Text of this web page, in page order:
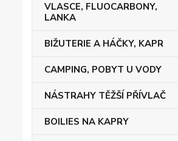
VLASCE, FLUOCARBONY,
LANKA
BIŽUTERIE A HÁČKY, KAPR
CAMPING, POBYT U VODY
NÁSTRAHY TĚŽŠÍ PŘÍVLAČ
BOILIES NA KAPRY